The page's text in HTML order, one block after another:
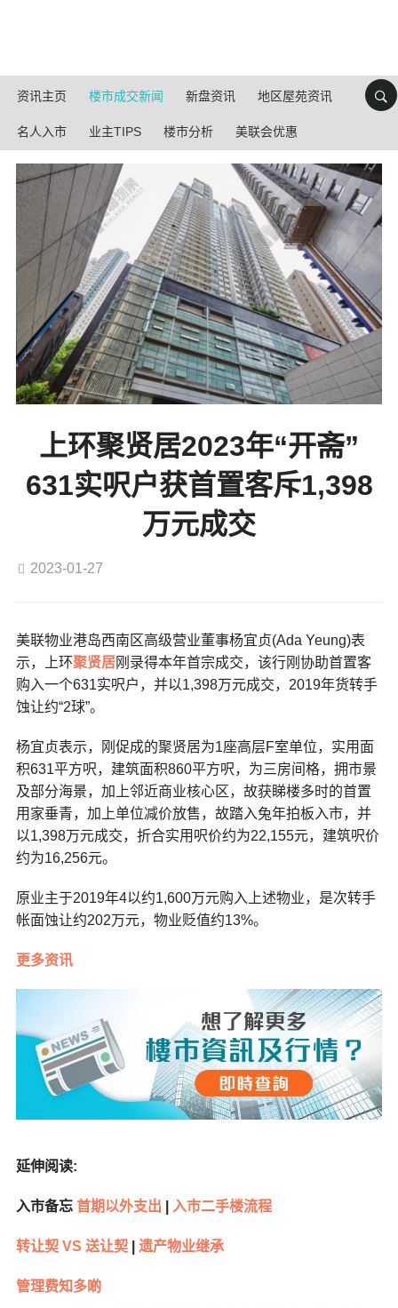
资讯主页 楼市成交新闻 新盘资讯 地区屋苑资讯
名人入市 业主TIPS 楼市分析 美联会优惠
上环聚贤居2023年“开斋”
631实呎户获首置客斥1,398
万元成交
2023-01-27
美联物业港岛西南区高级营业董事杨宜贞(Ada Yeung)表
示，上环聚贤居刚录得本年首宗成交，该行刚协助首置客
购入一个631实呎户，并以1,398万元成交，2019年货转手
蚀让约“2球”。
杨宜贞表示，刚促成的聚贤居为1座高层F室单位，实用面
积631平方呎，建筑面积860平方呎，为三房间格，拥市景
及部分海景，加上邻近商业核心区，故获睇楼多时的首置
用家垂青，加上单位减价放售，故踏入兔年拍板入市，并
以1,398万元成交，折合实用呎价约为22,155元，建筑呎价
约为16,256元。
原业主于2019年4以约1,600万元购入上述物业，是次转手
帐面蚀让约202万元，物业贬值约13%。
更多资讯
延伸阅读:
入市备忘 首期以外支出 入市二手楼流程
转让契 VS 送让契 遗产物业继承
管理费知多啲